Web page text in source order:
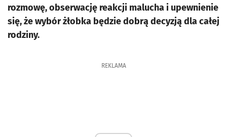
rozmowę, obserwację reakcji malucha i upewnienie
się, że wybór żłobka będzie dobrą decyzją dla całej
rodziny.
REKLAMA